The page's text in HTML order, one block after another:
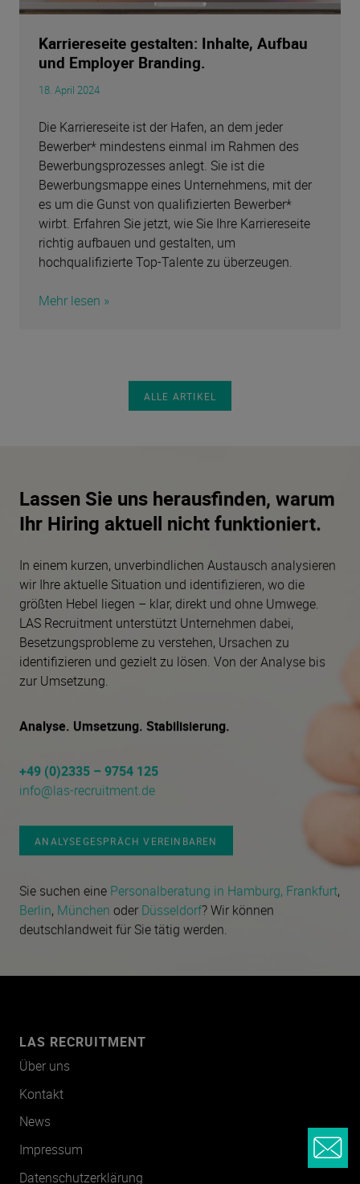
Karriereseite gestalten: Inhalte, Aufbau
und Employer Branding.
18. April 2024
Die Karriereseite ist der Hafen, an dem jeder
Bewerber* mindestens einmal im Rahmen des
Bewerbungsprozesses anlegt. Sie ist die
Bewerbungsmappe eines Unternehmens, mit der
es um die Gunst von qualifizierten Bewerber*
wirbt. Erfahren Sie jetzt, wie Sie Ihre Karriereseite
richtig aufbauen und gestalten, um
hochqualifizierte Top-Talente zu überzeugen.
Mehr lesen »
ALLE ARTIKEL
Lassen Sie uns herausfinden, warum
Ihr Hiring aktuell nicht funktioniert.
In einem kurzen, unverbindlichen Austausch analysieren
wir Ihre aktuelle Situation und identifizieren, wo die
größten Hebel liegen – klar, direkt und ohne Umwege.
LAS Recruitment unterstützt Unternehmen dabei,
Besetzungsprobleme zu verstehen, Ursachen zu
identifizieren und gezielt zu lösen. Von der Analyse bis
zur Umsetzung.
Analyse. Umsetzung. Stabilisierung.
+49 (0)2335 – 9754 125
info@las-recruitment.de
ANALYSEGESPRÄCH VEREINBAREN
Sie suchen eine Personalberatung in Hamburg, Frankfurt
Berlin München oder Düsseldorf? Wir können
deutschlandweit für Sie tätig werden.
LAS RECRUITMENT
Über uns
Kontakt
News
Impressum
Datenschutzerklärung